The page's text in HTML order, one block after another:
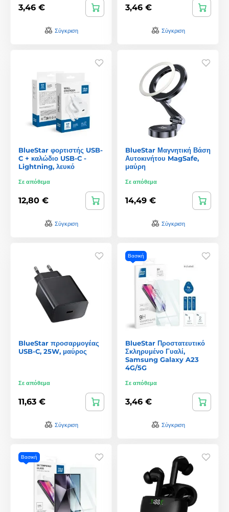
3,46 €
Σύγκριση
3,46 €
Σύγκριση
BlueStar φορτιστής USB-
C + καλώδιο USB-C -
Lightning, λευκό
Σε απόθεμα
12,80 €
Σύγκριση
BlueStar Μαγνητική Βάση
Αυτοκινήτου MagSafe,
μαύρη
Σε απόθεμα
14,49 €
Σύγκριση
BlueStar προσαρμογέας
USB-C, 25W, μαύρος
Σε απόθεμα
11,63 €
Σύγκριση
Βασική
BlueStar Προστατευτικό
Σκληρυμένο Γυαλί,
Samsung Galaxy A23
4G/5G
Σε απόθεμα
3,46 €
Σύγκριση
Βασική